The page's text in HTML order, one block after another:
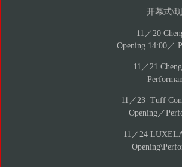
开幕式\
11／20
Opening 14:00／
11／21
11／23 Tuff
Opening／
11／24